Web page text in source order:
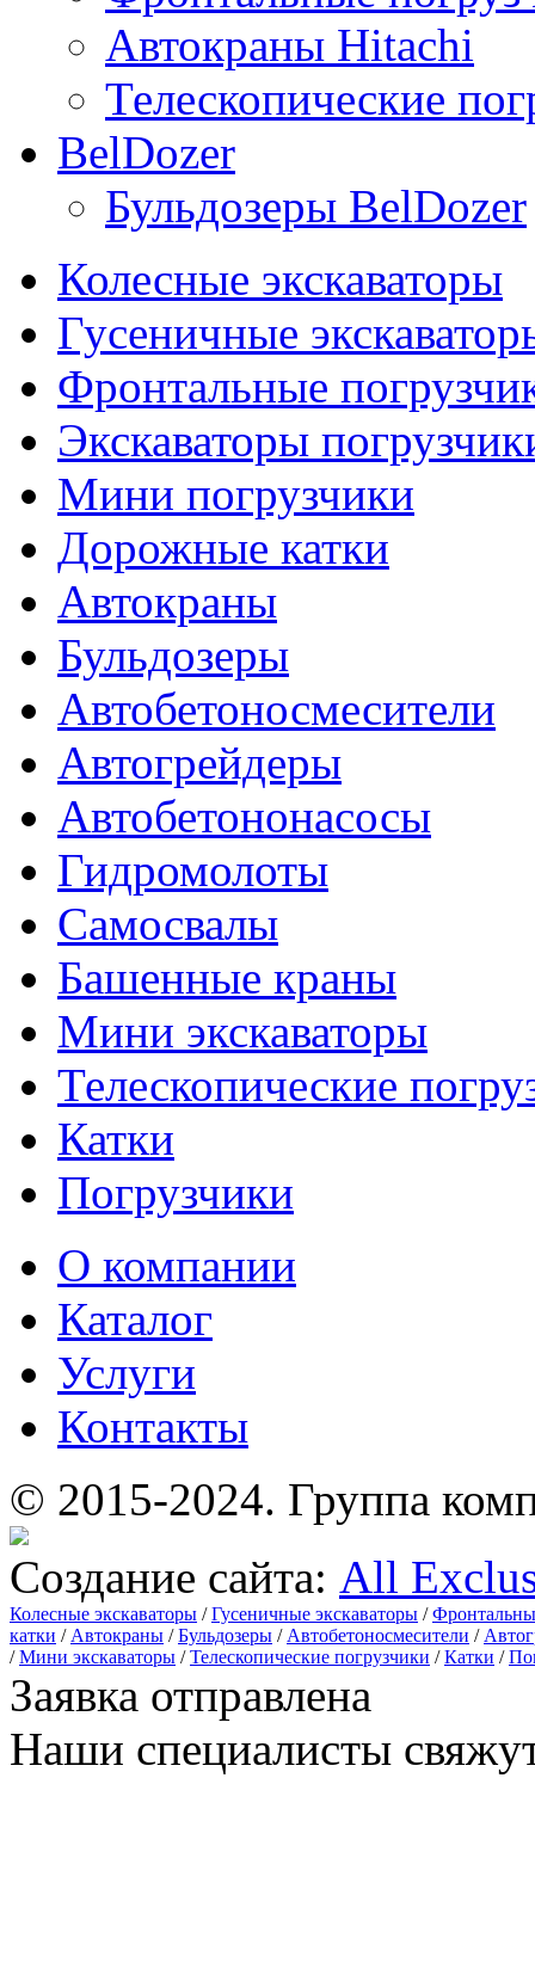
Автокраны Hitachi
Телескопические
BelDozer
Бульдозеры BelDozer
Колесные экскаваторы
Гусеничные
Фронтальные
Экскаваторы
Мини погрузчики
Дорожные катки
Автокраны
Бульдозеры
Автобетоносмесители
Автогрейдеры
Автобетононасосы
Гидромолоты
Самосвалы
Башенные краны
Мини экскаваторы
Телескопические
Катки
Погрузчики
О компании
Каталог
Услуги
Контакты
© 2015-2024. Группа
Создание сайта: All
Колесные экскаваторы /Гусеничные экскаваторы /
катки / Автокраны /Бульдозеры / Автобетоносмесители /
/Мини экскаваторы /Телескопические погрузчики /Катки /
Заявка отправлена
Наши специалисты